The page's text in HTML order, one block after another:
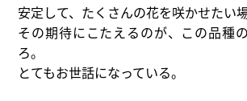
安定して、たくさんの花を咲かせたい場
その期待にこたえるのが、この品種
ろ。
とてもお世話になっている。